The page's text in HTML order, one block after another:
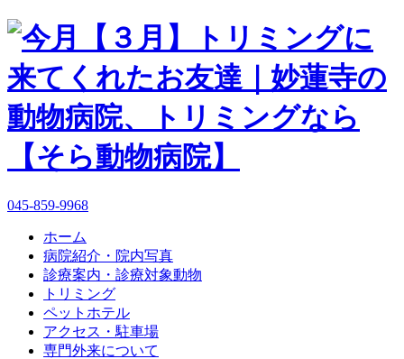
045-859-9968
ホーム
病院紹介・院内写真
診療案内・診療対象動物
トリミング
ペットホテル
アクセス・駐車場
専門外来について